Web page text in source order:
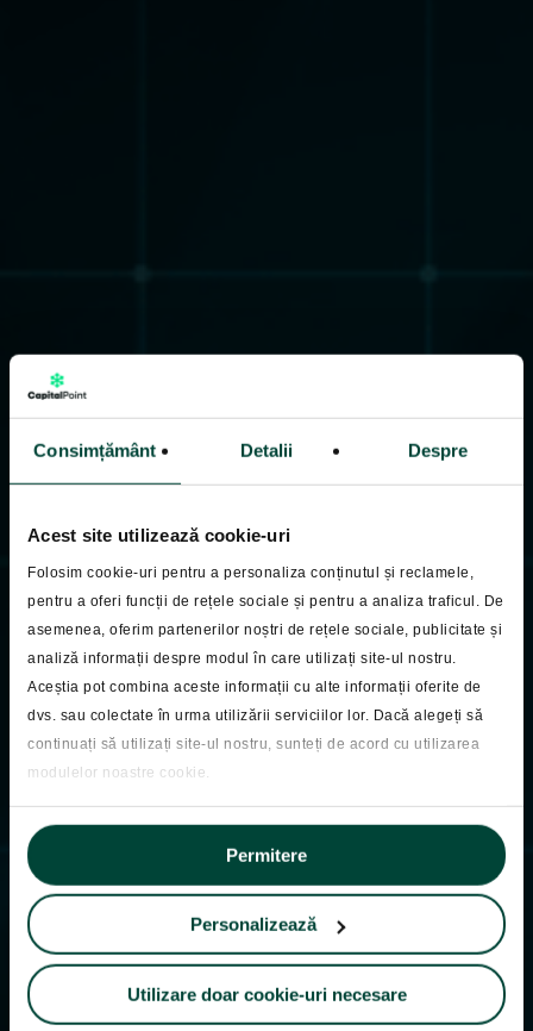
Consimțământ Detalii Despre
Acest site utilizează cookie-uri
Folosim cookie-uri pentru a personaliza conținutul și reclamele,
pentru a oferi funcții de rețele sociale și pentru a analiza traficul. De
asemenea, oferim partenerilor noștri de rețele sociale, publicitate și
analiză informații despre modul în care utilizați site-ul nostru.
Aceștia pot combina aceste informații cu alte informații oferite de
dvs. sau colectate în urma utilizării serviciilor lor. Dacă alegeți să
continuați să utilizați site-ul nostru, sunteți de acord cu utilizarea
modulelor noastre cookie.
Permitere
Personalizează
Utilizare doar cookie-uri necesare
Pastila Financiara
Pastila Financiara
17.12.2025